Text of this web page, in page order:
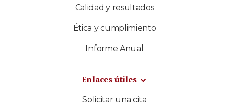
Calidad y resultados
Ética y cumplimiento
Informe Anual
Enlaces útiles
Solicitar una cita